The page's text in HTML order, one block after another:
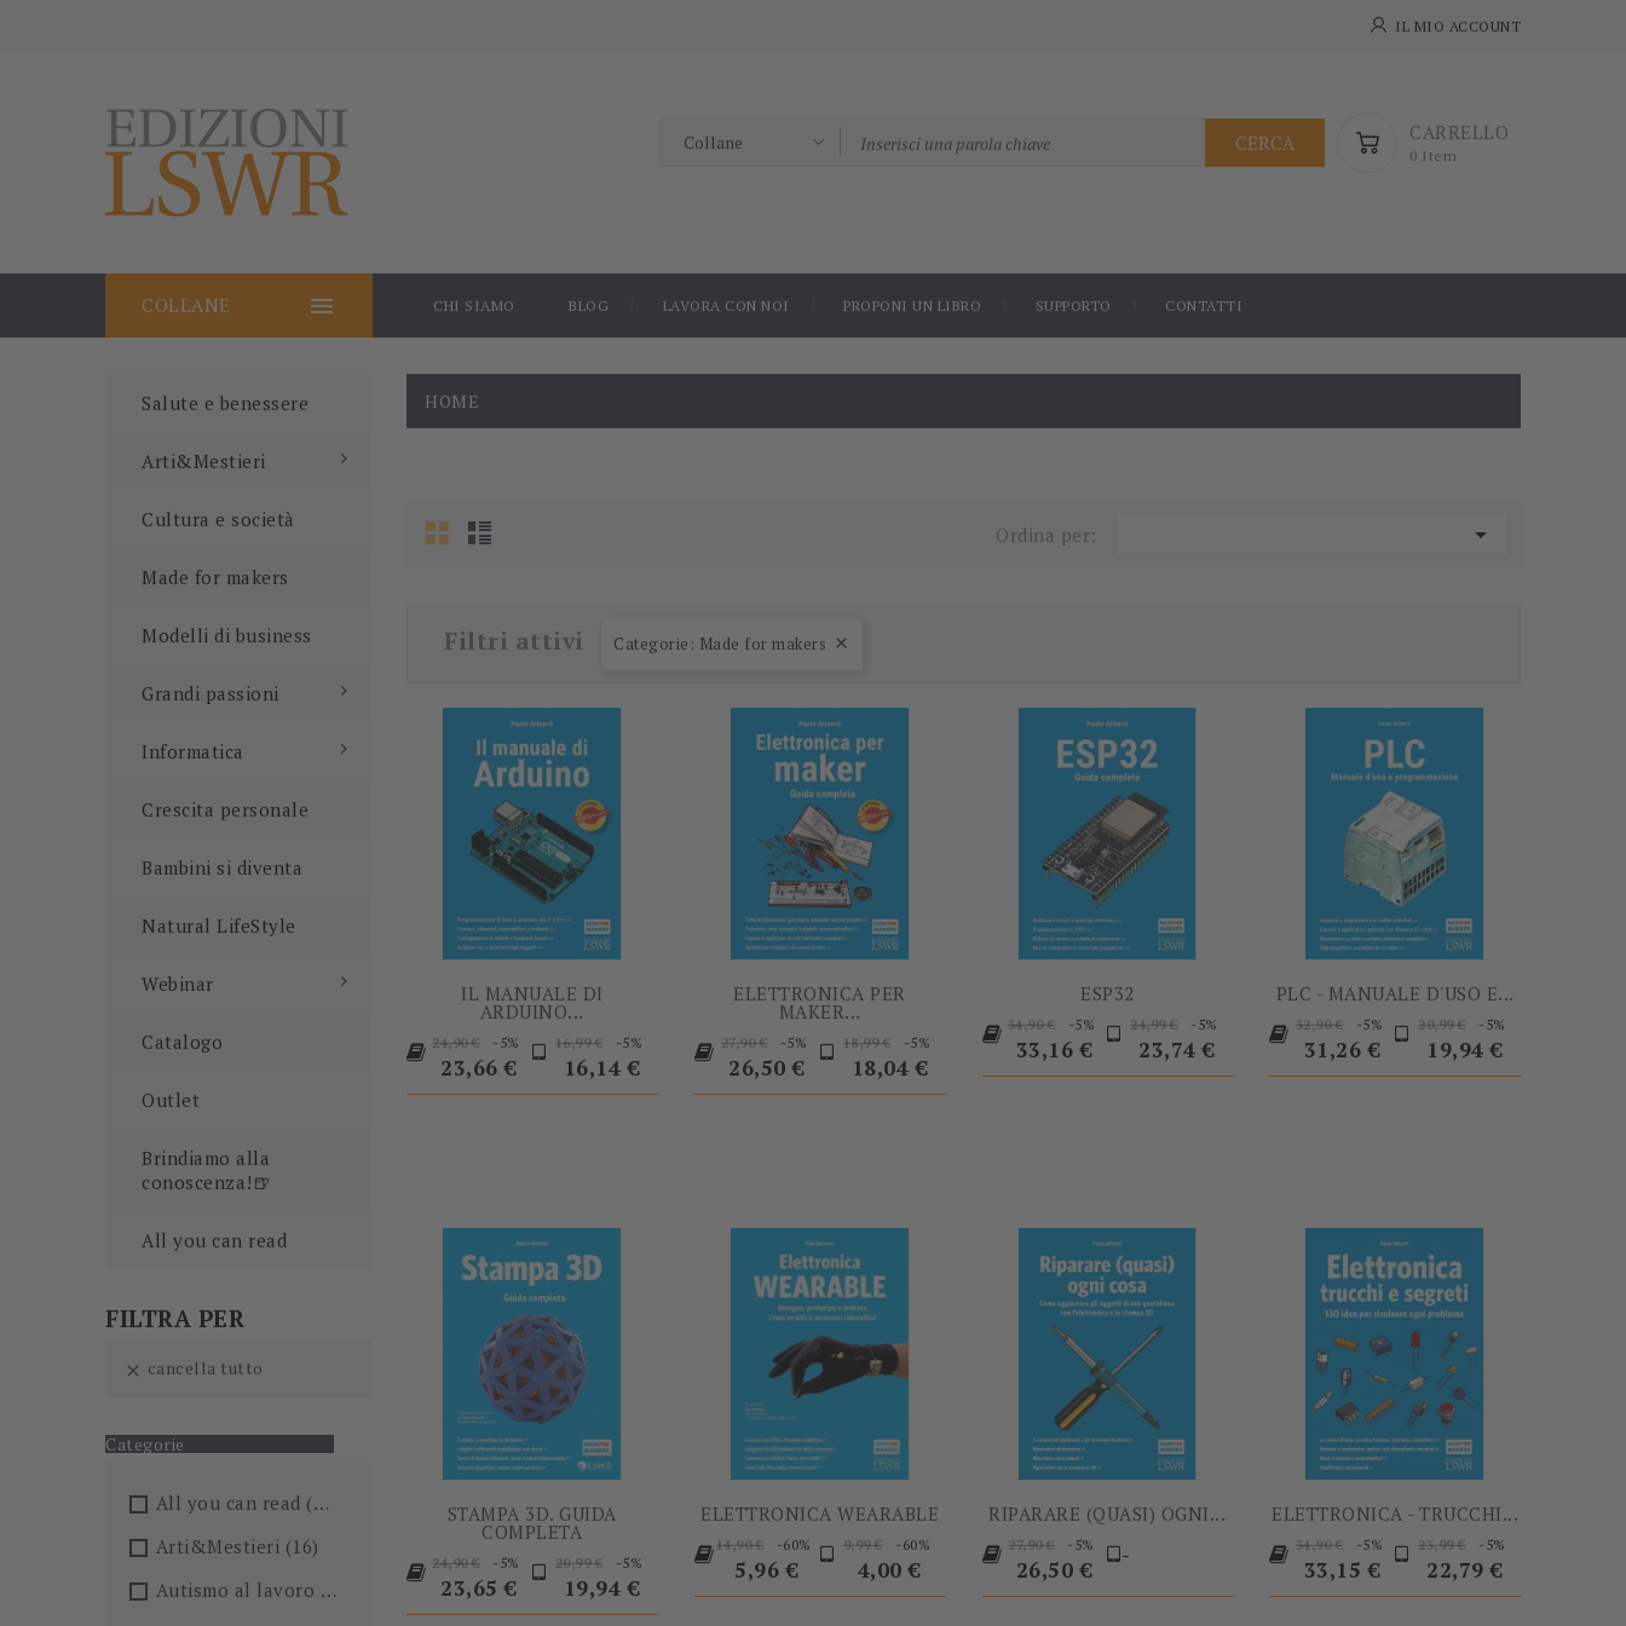
IL MIO ACCOUNT
CARRELLO
0 Item
CERCA

COLLANE CHI SIAMO BLOG LAVORA CON NOI PROPONI UN LIBRO SUPPORTO CONTATTI
Salute e benessere
Arti&Mestieri
Cultura e società
Made for makers
Modelli di business
Grandi passioni
Informatica
Crescita personale
Bambini si diventa
Natural LifeStyle
Webinar
Catalogo
Outlet
Brindiamo alla
conoscenza!🍺
All you can read
FILTRA PER
 cancella tutto
Categorie
All you can read (205)
Arti&Mestieri (16)
Autismo al lavoro
(5)
HOME
Ordina per: 
Filtri attivi Categorie: Made for makers 
IL MANUALE DI
ARDUINO...
Prezzo
base
24,90 € -5%
Prezzo
23,66 €
Prezzo
base
16,99 € -5%
Prezzo
16,14 €
ELETTRONICA PER
MAKER...
Prezzo
base
27,90 € -5%
Prezzo
26,50 €
Prezzo
base
18,99 € -5%
Prezzo
18,04 €
ESP32
Prezzo
base
34,90 € -5%
Prezzo
33,16 €
Prezzo
base
24,99 € -5%
Prezzo
23,74 €
PLC - MANUALE D'USO E...
Prezzo
base
32,90 € -5%
Prezzo
31,26 €
Prezzo
base
20,99 € -5%
19,94 €
STAMPA 3D. GUIDA
COMPLETA
Prezzo
base
24,90 € -5%
Prezzo
23,65 €
Prezzo
base
20,99 € -5%
Prezzo
19,94 €
ELETTRONICA WEARABLE
Prezzo
base
14,90 € -60%
Prezzo
5,96 €
Prezzo
base
9,99 € -60%
Prezzo
4,00 €
RIPARARE (QUASI) OGNI...
Prezzo
base
27,90 € -5%
Prezzo
26,50 €
-
ELETTRONICA - TRUCCHI...
Prezzo
base
34,90 € -5%
Prezzo
33,15 €
Prezzo
base
23,99 € -5%
22,79 €